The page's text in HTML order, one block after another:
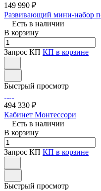
149 990 ₽
Развивающий мини-набор
Есть в наличии
В корзину
Запрос КП КП в корзине
Быстрый просмотр
494 330 ₽
Кабинет Монтессори
Есть в наличии
В корзину
Запрос КП КП в корзине
Быстрый просмотр